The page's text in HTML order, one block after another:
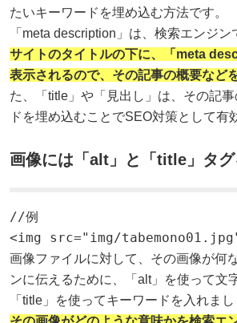
たいキーワードを埋め込む方法です。
「meta description」は、検索エンジン
サイトのタイトルの下に、「meta
表示されるので、その記事の概要など
た、「title」や「見出し」は、その記
ドを埋め込むことでSEO対策として有
画像には「alt」と「title」タグ
//例
<img src="img/
画像ファイルに対して、その画像が何
ンに伝えるために、「alt」を使って文
「title」を使ってキーワードを入れまし